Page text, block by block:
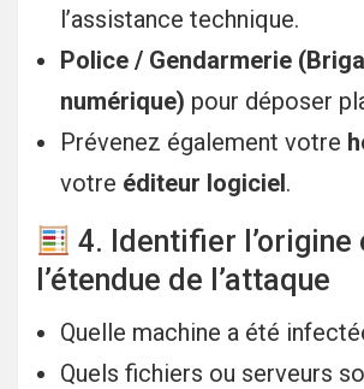
l’assistance technique.
Police / Gendarmerie
numérique) pour déposer
Prévenez également votre
votre éditeur logiciel.
4. Identifier l’origine
l’étendue de l’attaque
Quelle machine a été
Quels fichiers ou serveurs